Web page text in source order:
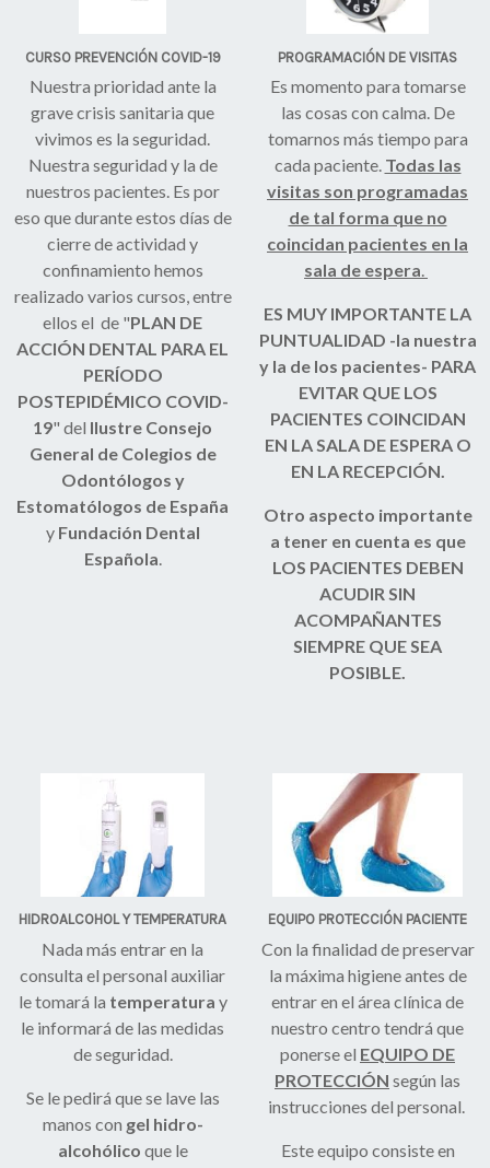
CURSO PREVENCIÓN COVID-19
Nuestra prioridad ante la
grave crisis sanitaria que
vivimos es la seguridad.
Nuestra seguridad y la de
nuestros pacientes. Es por
eso que durante estos días de
cierre de actividad y
confinamiento hemos
realizado varios cursos, entre
ellos el de "PLAN DE
ACCIÓN DENTAL PARA EL
PERÍODO
POSTEPIDÉMICO COVID-
19" del Ilustre Consejo
General de Colegios de
Odontólogos y
Estomatólogos de España
y Fundación Dental
Española.
PROGRAMACIÓN DE VISITAS
Es momento para tomarse
las cosas con calma. De
tomarnos más tiempo para
cada paciente. Todas las
visitas son programadas
de tal forma que no
coincidan pacientes en la
sala de espera.
ES MUY IMPORTANTE LA
PUNTUALIDAD -la nuestra
y la de los pacientes- PARA
EVITAR QUE LOS
PACIENTES COINCIDAN
EN LA SALA DE ESPERA O
EN LA RECEPCIÓN.
Otro aspecto importante
a tener en cuenta es que
LOS PACIENTES DEBEN
ACUDIR SIN
ACOMPAÑANTES
SIEMPRE QUE SEA
POSIBLE.
HIDROALCOHOL Y TEMPERATURA
Nada más entrar en la
consulta el personal auxiliar
le tomará la temperatura y
le informará de las medidas
de seguridad.
Se le pedirá que se lave las
manos con gel hidro-
alcohólico que le
EQUIPO PROTECCIÓN PACIENTE
Con la finalidad de preservar
la máxima higiene antes de
entrar en el área clínica de
nuestro centro tendrá que
ponerse el EQUIPO DE
PROTECCIÓN según las
instrucciones del personal.
Este equipo consiste en